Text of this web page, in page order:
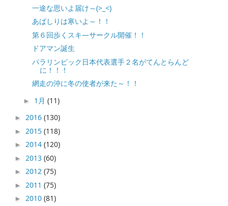
一途な思いよ届け～(>_<)
あばしりは寒いよ～！！
第６回歩くスキ―サークル開催！！
ドアマン誕生
パラリンピック日本代表選手２名がてんとらんど
に！！！
網走の沖に冬の使者が来た～！！
► 1月(11)
►2016(130)
► 2015(118)
►2014(120)
► 2013(60)
►2012(75)
► 2011(75)
►2010(81)